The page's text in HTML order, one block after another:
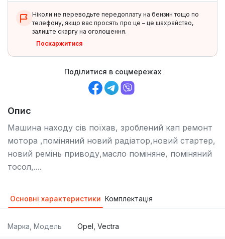
Ніколи не переводьте передоплату на бензин тощо по
телефону, якщо вас просять про це – це шахрайство,
залиште скаргу на оголошення.
Поскаржитися
Поділитися в соцмережах
Опис
Машина находу сів поїхав, зроблений кап ремонт
мотора ,поміняний новий радіатор,новий стартер,
новий ремінь приводу,масло поміняне, поміняний
тосол,....
Основні характеристики Комплектація
Марка, Модель Opel, Vectra